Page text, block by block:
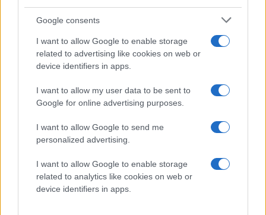
Google consents
I want to allow Google to enable storage
related to advertising like cookies on web or
device identifiers in apps.
I want to allow my user data to be sent to
Google for online advertising purposes.
I want to allow Google to send me
personalized advertising.
I want to allow Google to enable storage
related to analytics like cookies on web or
device identifiers in apps.